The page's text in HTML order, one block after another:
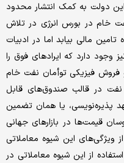
دولت به کمک انتشار محدود
خام در بورس انرژی در تلاش
مالی بیابد اما در ادبیات
وجود دارد که ایرادهای فوق را
فروش فیزیکی توأمان نفت خام
در قالب صندوق‌های قابل
پذیره‌نویسی، یا همان تضمین
قیمت‌ها در بازارهای جهانی
ویژگی‌های این شیوه معاملاتی
از این شیوه معاملاتی در